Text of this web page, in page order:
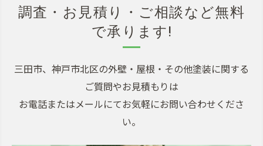
調査・お見積り・ご相談など無料
で承ります!
三田市、神戸市北区の外壁・屋根・その他塗装に関する
ご質問やお見積もりは
お電話またはメールにてお気軽にお問い合わせくださ
い。